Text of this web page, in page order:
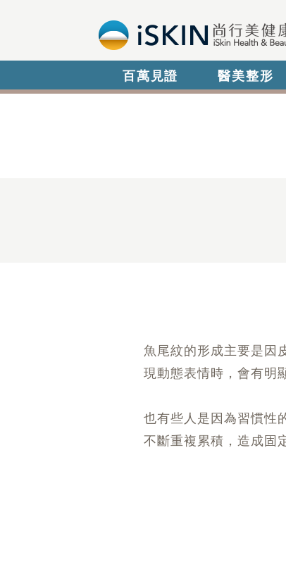
百萬見證 醫美整形
魚尾紋的形成主要是因
現動態表情時，會有明
也有些人是因為習慣性
不斷重複累積，造成固